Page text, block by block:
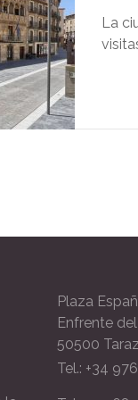
La
Plaza
Enfrente
50500
Tel.: +34